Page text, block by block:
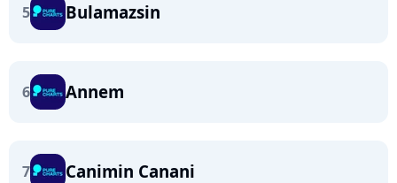
5 Bulamazsin
6 Annem
7 Canimin Canani